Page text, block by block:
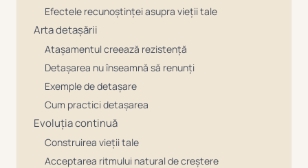
Efectele recunoștinței asupra vieții tale
Arta detașării
Atașamentul creează rezistență
Detașarea nu înseamnă să renunți
Exemple de detașare
Cum practici detașarea
Evoluția continuă
Construirea vieții tale
Acceptarea ritmului natural de creștere